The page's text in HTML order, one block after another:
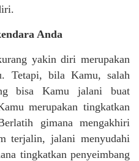
Anda
yakin diri merupakan
Tetapi, bila Kamu, salah
bisa Kamu jalani buat
merupakan tingkatkan
gimana mengakhiri
terjalin, jalani menyudahi
tingkatkan penyeimbang